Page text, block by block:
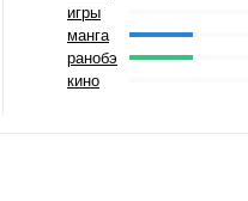
игры
манга
ранобэ
кино